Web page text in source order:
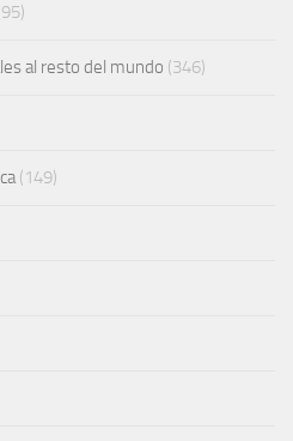
al resto del mundo (346)
(149)